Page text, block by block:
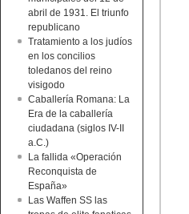
abril de 1931. El triunfo
republicano
Tratamiento a los judíos
en los concilios
toledanos del reino
visigodo
Caballería Romana: La
Era de la caballería
ciudadana (siglos IV-II
a.C.)
La fallida «Operación
Reconquista de
España»
Las Waffen SS las